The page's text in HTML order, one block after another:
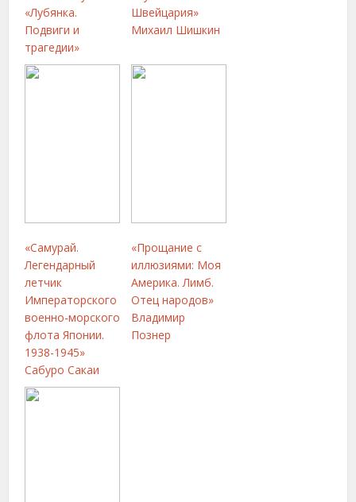
«Лубянка.
Подвиги и
трагедии»
Швейцария»
Михаил Шишкин
«Самурай.
Легендарный
летчик
Императорского
военно-морского
флота Японии.
1938-1945»
Сабуро Сакаи
«Прощание с
иллюзиями: Моя
Америка. Лимб.
Отец народов»
Владимир
Познер